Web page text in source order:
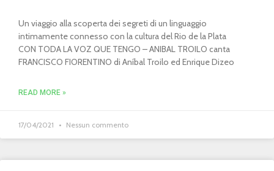
Un viaggio alla scoperta dei segreti di un linguaggio
intimamente connesso con la cultura del Rio de la Plata
CON TODA LA VOZ QUE TENGO – ANIBAL TROILO canta
FRANCISCO FIORENTINO di Aníbal Troilo ed Enrique Dizeo
READ MORE »
17/04/2021 Nessun commento